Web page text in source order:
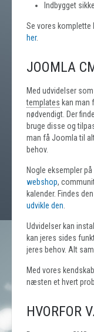
Indbygget
Se vores komplette
her.
JOOMLA
Med udvidelser som
templates kan man
nødvendigt. Der
bruge disse og
man få Joomla til
behov.
Nogle eksempler
webshop,
kalender. Findes
udvikle den
Udvidelser kan
kan jeres sides
jeres behov. Alt
Med vores
næsten et hvert
HVORFOR